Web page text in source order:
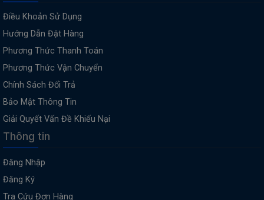
Điều Khoản Sử Dụng
Hướng Dẫn Đặt Hàng
Phương Thức Thanh Toán
Phương Thức Vận Chuyển
Chính Sách Đổi Trả
Bảo Mật Thông Tin
Giải Quyết Vấn Đề Khiếu Nại
Thông tin
Đăng Nhập
Đăng Ký
Tra Cứu Đơn Hàng